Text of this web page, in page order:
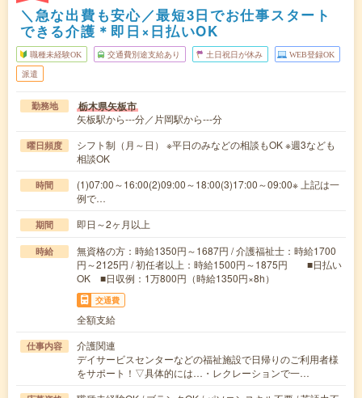
＼急な出費も安心／最短3日でお仕事スタート
できる介護＊即日×日払いOK
職種未経験OK 交通費別途支給あり 土日祝日が休み WEB登録OK
派遣
勤務地 栃木県矢板市
矢板駅から---分／片岡駅から---分
曜日頻度
シフト制（月～日） ※平日のみなどの相談もOK ※週3なども
相談OK
時間
(1)07:00～16:00(2)09:00～18:00(3)17:00～09:00※ 上記は一
例で…
期間 即日～2ヶ月以上
時給
無資格の方：時給1350円～1687円 / 介護福祉士：時給1700
円～2125円 / 初任者以上：時給1500円～1875円 ■日払い
OK ■日収例：1万800円（時給1350円×8h）
交通費
全額支給
仕事内容
介護関連
デイサービスセンターなどの福祉施設で日帰りのご利用者様
をサポート！▽具体的には…・レクレーションで一…